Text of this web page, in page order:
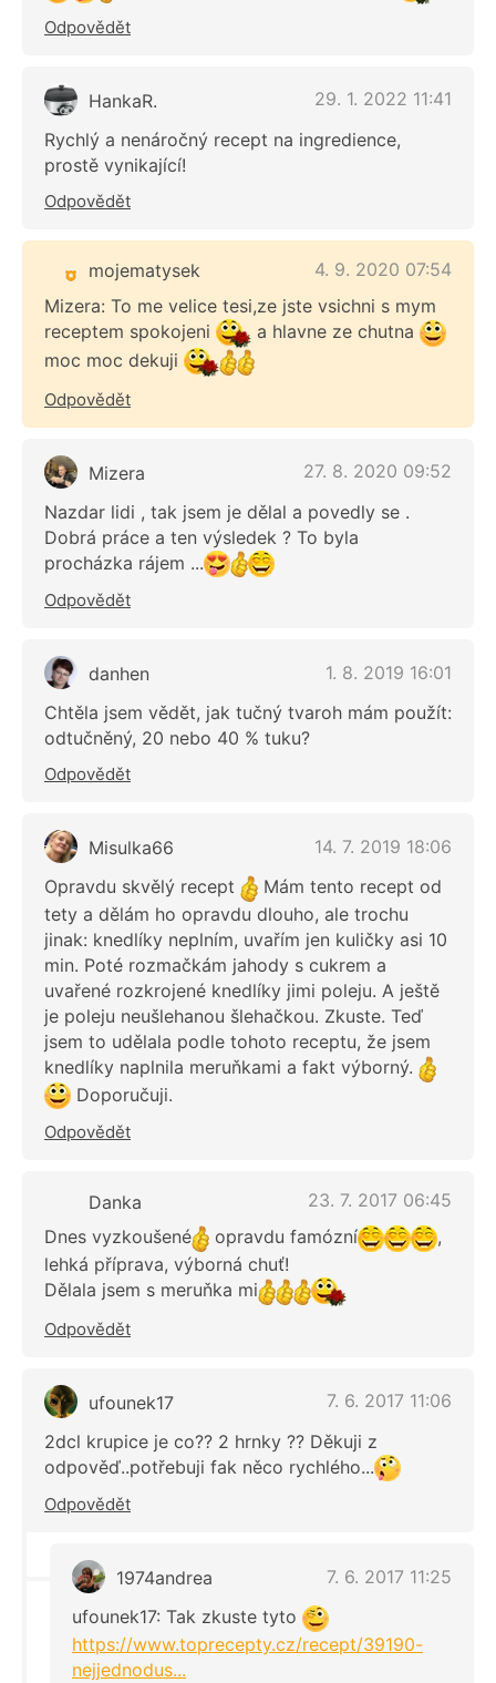
Odpovědět
HankaR.
29. 1. 2022 11:41
Rychlý a nenáročný recept na ingredience,
prostě vynikající!
Odpovědět
mojematysek
4. 9. 2020 07:54
Mizera: To me velice tesi,ze jste vsichni s mym
receptem spokojeni
a hlavne ze chutna
moc moc dekuji
Odpovědět
Mizera
27. 8. 2020 09:52
Nazdar lidi , tak jsem je dělal a povedly se .
Dobrá práce a ten výsledek ? To byla
procházka rájem ...
Odpovědět
danhen
1. 8. 2019 16:01
Chtěla jsem vědět, jak tučný tvaroh mám použít:
odtučněný, 20 nebo 40 % tuku?
Odpovědět
Misulka66
14. 7. 2019 18:06
Opravdu skvělý recept
Mám tento recept od
tety a dělám ho opravdu dlouho, ale trochu
jinak: knedlíky neplním, uvařím jen kuličky asi 10
min. Poté rozmačkám jahody s cukrem a
uvařené rozkrojené knedlíky jimi poleju. A ještě
je poleju neušlehanou šlehačkou. Zkuste. Teď
jsem to udělala podle tohoto receptu, že jsem
knedlíky naplnila meruňkami a fakt výborný.
Doporučuji.
Odpovědět
Danka
23. 7. 2017 06:45
Dnes vyzkoušené
opravdu famózní
,
lehká příprava, výborná chuť!
Dělala jsem s meruňka mi
Odpovědět
ufounek17
7. 6. 2017 11:06
2dcl krupice je co?? 2 hrnky ?? Děkuji z
odpověď..potřebuji fak něco rychlého...
Odpovědět
1974andrea
7. 6. 2017 11:25
ufounek17: Tak zkuste tyto
https://www.toprecepty.cz/recept/39190-
nejjednodus...